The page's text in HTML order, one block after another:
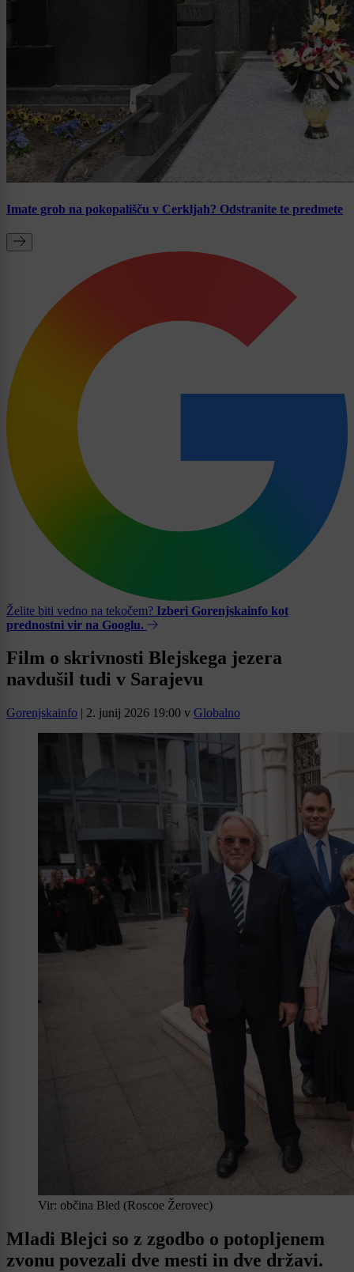
Imate grob na pokopališču v Cerkljah? Odstranite te predmete
Želite biti vedno na tekočem? Izberi Gorenjskainfo kot
prednostni vir na Googlu.
Film o skrivnosti Blejskega jezera
navdušil tudi v Sarajevu
Gorenjskainfo | 2. junij 2026 19:00 v Globalno
Vir: občina Bled (Roscoe Žerovec)
Mladi Blejci so z zgodbo o potopljenem
zvonu povezali dve mesti in dve državi.